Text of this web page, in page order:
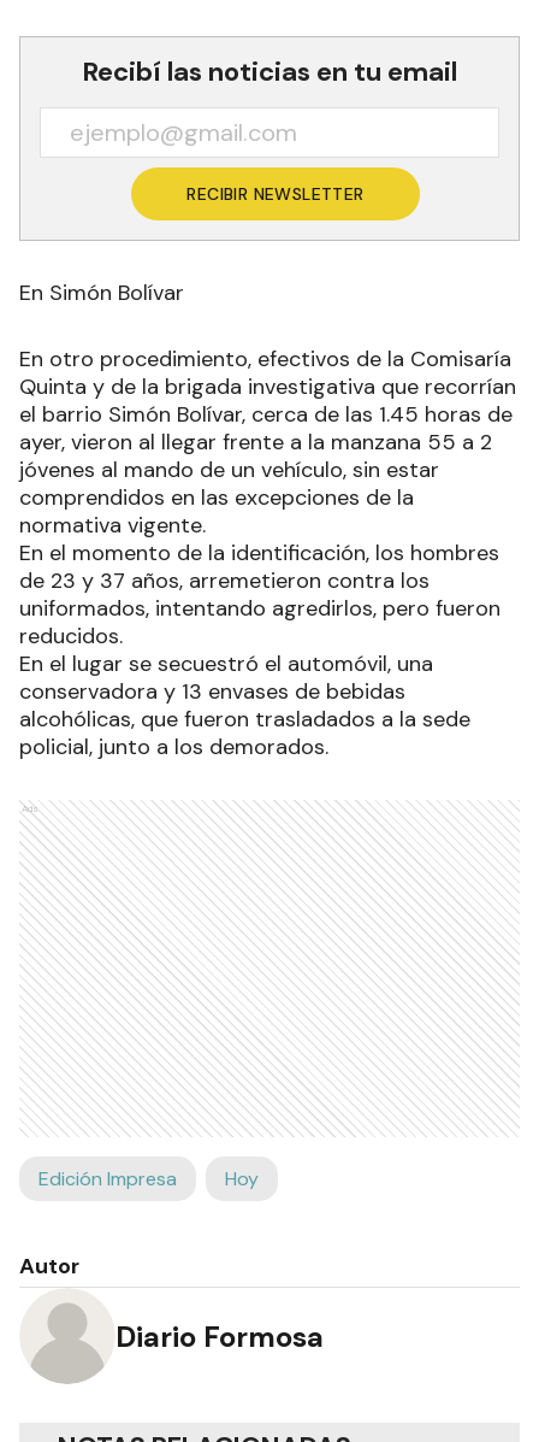
Recibí las noticias en tu email
RECIBIR NEWSLETTER
En Simón Bolívar
En otro procedimiento, efectivos de la Comisaría
Quinta y de la brigada investigativa que recorrían
el barrio Simón Bolívar, cerca de las 1.45 horas de
ayer, vieron al llegar frente a la manzana 55 a 2
jóvenes al mando de un vehículo, sin estar
comprendidos en las excepciones de la
normativa vigente.
En el momento de la identificación, los hombres
de 23 y 37 años, arremetieron contra los
uniformados, intentando agredirlos, pero fueron
reducidos.
En el lugar se secuestró el automóvil, una
conservadora y 13 envases de bebidas
alcohólicas, que fueron trasladados a la sede
policial, junto a los demorados.
Ads
Edición Impresa Hoy
Autor
Diario Formosa